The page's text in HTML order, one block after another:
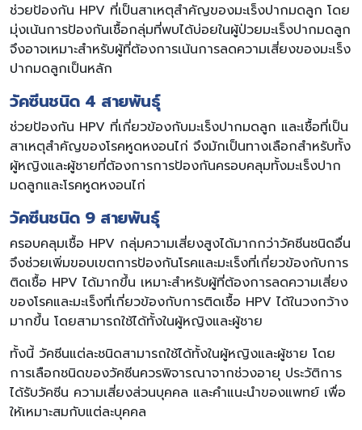
ช่วยป้องกัน HPV ที่เป็นสาเหตุสำคัญของมะเร็งปากมดลูก โดย
มุ่งเน้นการป้องกันเชื้อกลุ่มที่พบได้บ่อยในผู้ป่วยมะเร็งปากมดลูก
จึงอาจเหมาะสำหรับผู้ที่ต้องการเน้นการลดความเสี่ยงของมะเร็ง
ปากมดลูกเป็นหลัก
วัคซีนชนิด 4 สายพันธุ์
ช่วยป้องกัน HPV ที่เกี่ยวข้องกับมะเร็งปากมดลูก และเชื้อที่เป็น
สาเหตุสำคัญของโรคหูดหงอนไก่ จึงมักเป็นทางเลือกสำหรับทั้ง
ผู้หญิงและผู้ชายที่ต้องการการป้องกันครอบคลุมทั้งมะเร็งปาก
มดลูกและโรคหูดหงอนไก่
วัคซีนชนิด 9 สายพันธุ์
ครอบคลุมเชื้อ HPV กลุ่มความเสี่ยงสูงได้มากกว่าวัคซีนชนิดอื่น
จึงช่วยเพิ่มขอบเขตการป้องกันโรคและมะเร็งที่เกี่ยวข้องกับการ
ติดเชื้อ HPV ได้มากขึ้น เหมาะสำหรับผู้ที่ต้องการลดความเสี่ยง
ของโรคและมะเร็งที่เกี่ยวข้องกับการติดเชื้อ HPV ได้ในวงกว้าง
มากขึ้น โดยสามารถใช้ได้ทั้งในผู้หญิงและผู้ชาย
ทั้งนี้ วัคซีนแต่ละชนิดสามารถใช้ได้ทั้งในผู้หญิงและผู้ชาย โดย
การเลือกชนิดของวัคซีนควรพิจารณาจากช่วงอายุ ประวัติการ
ได้รับวัคซีน ความเสี่ยงส่วนบุคคล และคำแนะนำของแพทย์ เพื่อ
ให้เหมาะสมกับแต่ละบุคคล